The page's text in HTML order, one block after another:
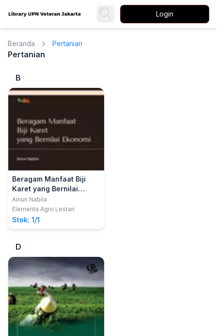
Login
Beranda Pertanian
Pertanian
B
Beragam Manfaat Biji
Karet yang Bernilai
Ekonomi
Ainun Nabila
Elementa Agro Lestari
Stok: 1/1
D